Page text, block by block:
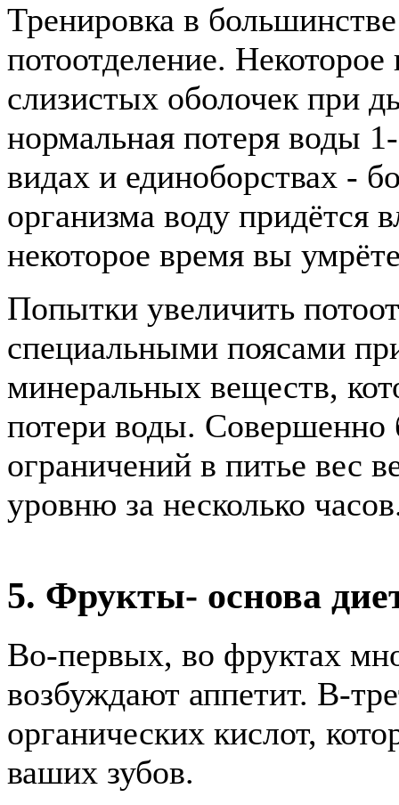
Тренировка в
потоотделение. Некоторое
слизистых оболочек при
нормальная потеря воды
видах и единоборствах -
организма воду придётся
некоторое время вы
Попытки увеличить
специальными поясами
минеральных веществ,
потери воды. Совершенно
ограничений в питье вес
уровню за несколько
5. Фрукты- основа
Во-первых, во фруктах
возбуждают аппетит. В-
органических кислот,
ваших зубов.